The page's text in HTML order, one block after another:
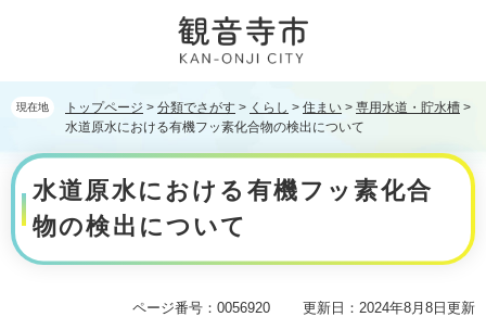
す。
し
文
現在地 トップページ > 分類でさがす > くらし > 住まい > 専用水道・貯水槽 >
水道原水における有機フッ素化合物の検出について
本
文
水道原水における有機フッ素化合
物の検出について
ページ番号：0056920 更新日：2024年8月8日更新